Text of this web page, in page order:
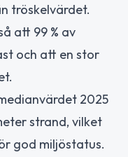
tröskelvärdet.
att 99 % av
och att en stor
2025
strand, vilket
god miljöstatus.